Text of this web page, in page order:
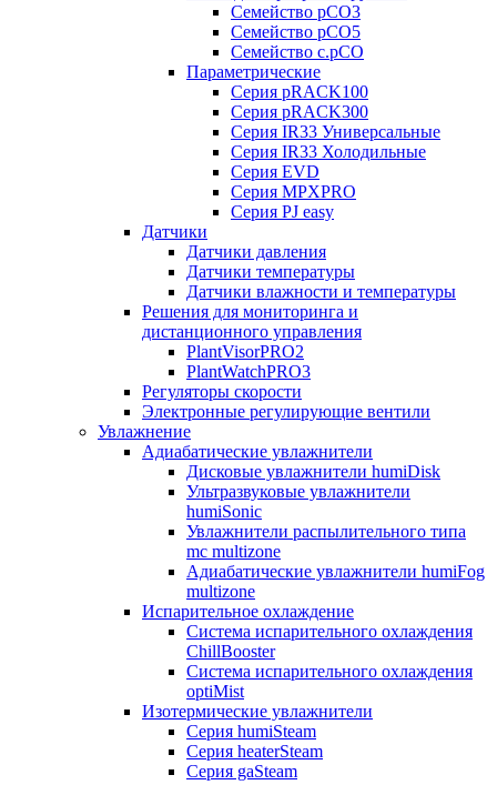
Семейство pCO3
Семейство pCO5
Семейство c.pCO
Параметрические
Серия pRACK100
Серия pRACK300
Серия IR33 Универсальные
Серия IR33 Холодильные
Серия EVD
Серия MPXPRO
Серия PJ easy
Датчики
Датчики давления
Датчики температуры
Датчики влажности и температуры
Решения для мониторинга и
дистанционного управления
PlantVisorPRO2
PlantWatchPRO3
Регуляторы скорости
Электронные регулирующие вентили
Увлажнение
Адиабатические увлажнители
Дисковые увлажнители humiDisk
Ультразвуковые увлажнители
humiSonic
Увлажнители распылительного типа
mc multizone
Адиабатические увлажнители humiFog
multizone
Испарительное охлаждение
Система испарительного охлаждения
ChillBooster
Система испарительного охлаждения
optiMist
Изотермические увлажнители
Серия humiSteam
Серия heaterSteam
Серия gaSteam